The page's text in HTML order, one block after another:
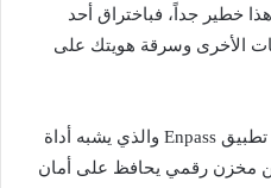
خطير جداً، فباختراق أحد
الأخرى وسرقة هويتك على
لحل هذه المشكلة يمكن استخدام تطبيق Enpass والذي يشبه أداة
عن مخزن رقمي يحافظ على أمان